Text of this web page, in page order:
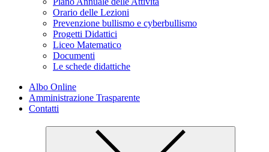
Orario delle Lezioni
Prevenzione bullismo e cyberbullismo
Progetti Didattici
Liceo Matematico
Documenti
Le schede didattiche
Albo Online
Amministrazione Trasparente
Contatti